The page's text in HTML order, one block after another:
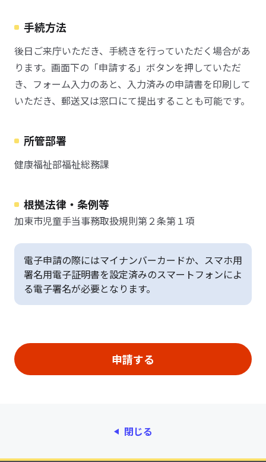
手続方法
後日ご来庁いただき、手続きを行っていただく場合があ
ります。画面下の「申請する」ボタンを押していただ
き、フォーム入力のあと、入力済みの申請書を印刷して
いただき、郵送又は窓口にて提出することも可能です。
所管部署
健康福祉部福祉総務課
根拠法律・条例等
加東市児童手当事務取扱規則第２条第１項
電子申請の際にはマイナンバーカードか、スマホ用
署名用電子証明書を設定済みのスマートフォンによ
る電子署名が必要となります。
閉じる